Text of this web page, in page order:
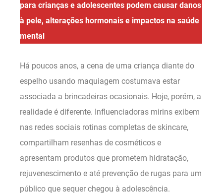
para crianças e adolescentes podem causar danos
à pele, alterações hormonais e impactos na saúde
mental
Há poucos anos, a cena de uma criança diante do
espelho usando maquiagem costumava estar
associada a brincadeiras ocasionais. Hoje, porém, a
realidade é diferente. Influenciadoras mirins exibem
nas redes sociais rotinas completas de skincare,
compartilham resenhas de cosméticos e
apresentam produtos que prometem hidratação,
rejuvenescimento e até prevenção de rugas para um
público que sequer chegou à adolescência.